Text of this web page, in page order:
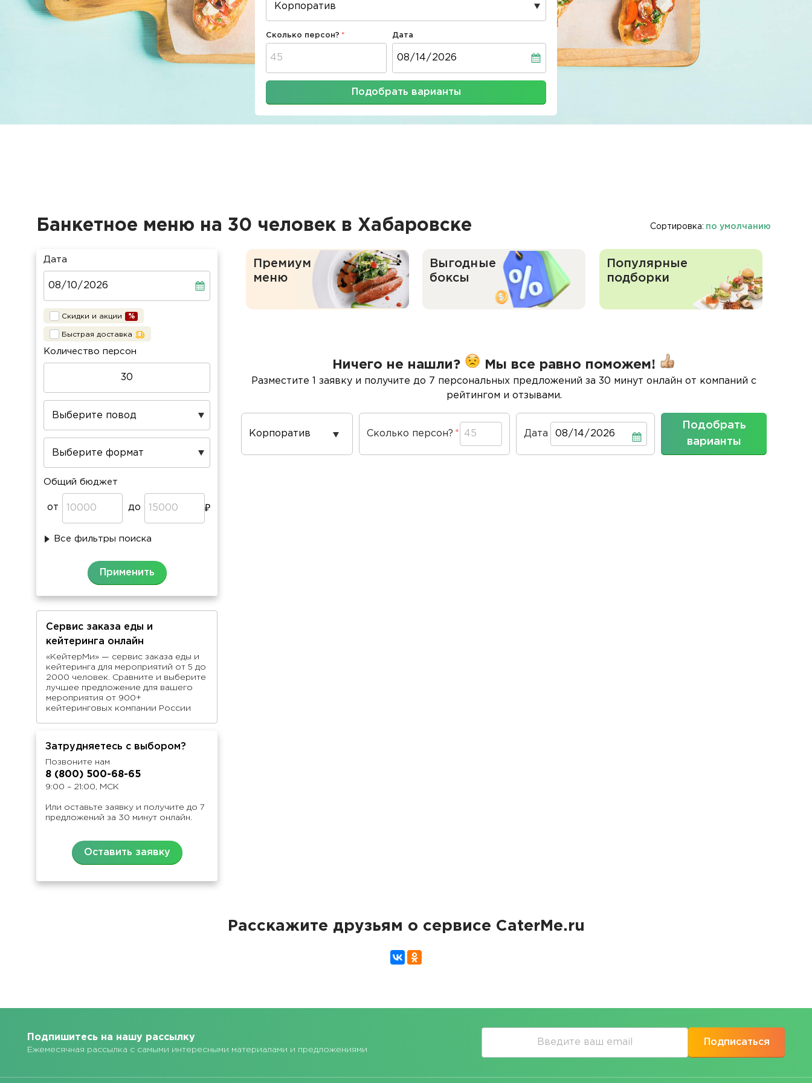
Сколько персон? Дата
Подобрать варианты
Банкетное меню на 30 человек в Хабаровске Сортировка: по умолчанию
Дата
Скидки и акции
Быстрая доставка
Количество персон
Общий бюджет
от до
Все фильтры поиска
Сервис заказа еды и
кейтеринга онлайн
«КейтерМи» — сервис заказа еды и
кейтеринга для мероприятий от 5 до
2000 человек. Сравните и выберите
лучшее предложение для вашего
мероприятия от 900+
кейтеринговых компании России
Затрудняетесь с выбором?
Позвоните нам
8 (800) 500-68-65
9:00 – 21:00, МСК
Или оставьте заявку и получите до 7
предложений за 30 минут онлайн.
Оставить заявку
Премиум
меню
Выгодные
боксы
Популярные
подборки
Ничего не нашли? Мы все равно поможем!
Разместите 1 заявку и получите до 7 персональных предложений за 30 минут онлайн от компаний с
рейтингом и отзывами.
Повод
проведения
Сколько персон? Дата Дата
Подобрать
варианты
Расскажите друзьям о сервисе CaterMe.ru
Подпишитесь на нашу рассылку
Ежемесячная рассылка с самыми интересными материалами и предложениями
Подписаться